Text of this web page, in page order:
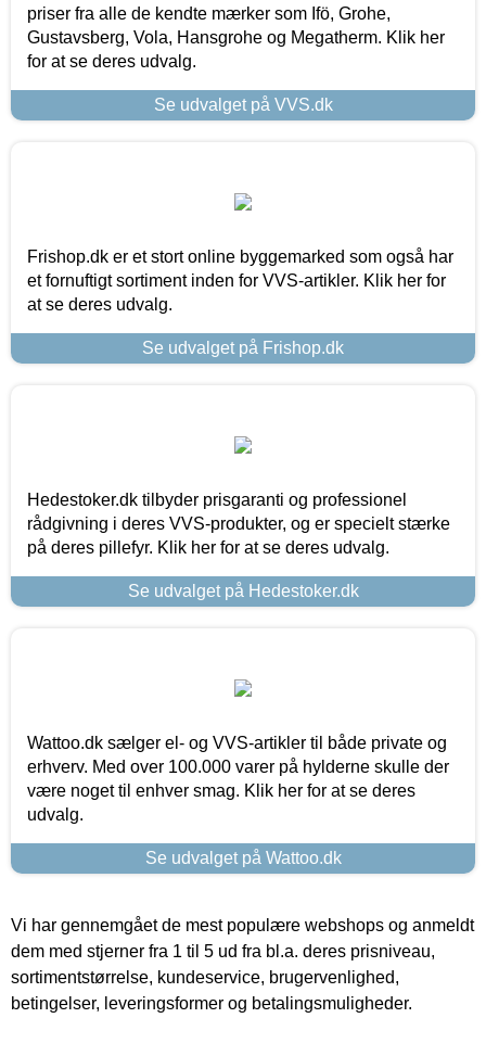
priser fra alle de kendte mærker som Ifö, Grohe,
Gustavsberg, Vola, Hansgrohe og Megatherm. Klik her
for at se deres udvalg.
Se udvalget på VVS.dk
Frishop.dk er et stort online byggemarked som også har
et fornuftigt sortiment inden for VVS-artikler. Klik her for
at se deres udvalg.
Se udvalget på Frishop.dk
Hedestoker.dk tilbyder prisgaranti og professionel
rådgivning i deres VVS-produkter, og er specielt stærke
på deres pillefyr. Klik her for at se deres udvalg.
Se udvalget på Hedestoker.dk
Wattoo.dk sælger el- og VVS-artikler til både private og
erhverv. Med over 100.000 varer på hylderne skulle der
være noget til enhver smag. Klik her for at se deres
udvalg.
Se udvalget på Wattoo.dk
Vi har gennemgået de mest populære webshops og anmeldt
dem med stjerner fra 1 til 5 ud fra bl.a. deres prisniveau,
sortimentstørrelse, kundeservice, brugervenlighed,
betingelser, leveringsformer og betalingsmuligheder.